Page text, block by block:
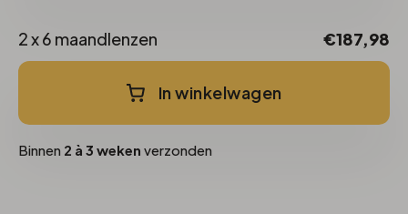
2 x 6 maandlenzen €187,98
In winkelwagen
Binnen 2 à 3 weken verzonden